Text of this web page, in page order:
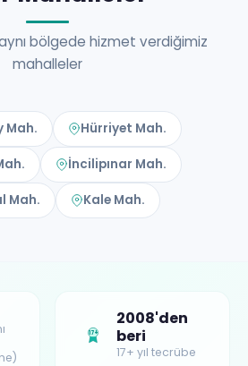
bölgede hizmet verdiğimiz
mahalleler
Mah. Hürriyet Mah.
İncilipınar Mah.
Mah. Kale Mah.
17+
2008'den
beri
17+ yıl tecrübe